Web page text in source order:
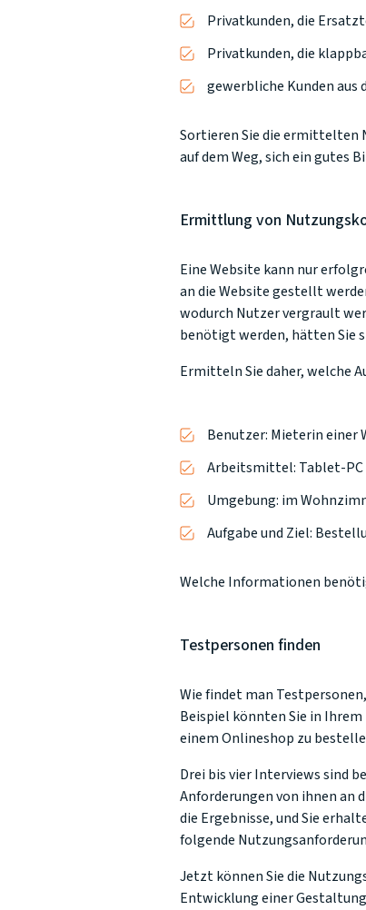
Privatkunden, die
Privatkunden, die
gewerbliche Kunden aus
Sortieren Sie die ermittelten
auf dem Weg, sich ein gutes
Ermittlung von
Eine Website kann nur
an die Website gestellt
wodurch Nutzer vergrault
benötigt werden, hätten Sie
Ermitteln Sie daher, welche
Benutzer: Mieterin einer
Arbeitsmittel: Tablet-PC
Umgebung: im
Aufgabe und Ziel:
Welche Informationen
Testpersonen finden
Wie findet man
Beispiel könnten Sie in
einem Onlineshop zu
Drei bis vier Interviews sind
Anforderungen von ihnen an
die Ergebnisse, und Sie
folgende
Jetzt können Sie die
Entwicklung einer